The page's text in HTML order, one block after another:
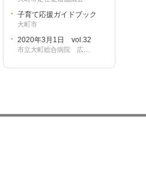
子育て応援ガイドブック
大町市
2020年3月1日 vol.32
市立大町総合病院 広...